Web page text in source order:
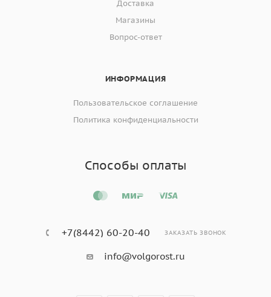
Доставка
Магазины
Вопрос-ответ
ИНФОРМАЦИЯ
Пользовательское соглашение
Политика конфиденциальности
Способы оплаты
+7(8442) 60-20-40 ЗАКАЗАТЬ ЗВОНОК
info@volgorost.ru